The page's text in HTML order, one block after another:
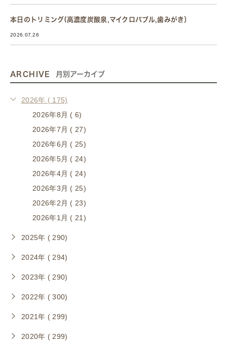
本日のトリミング(高濃度炭酸泉,マイクロバブル,歯みがき）
2026.07.26
ARCHIVE 月別アーカイブ
2026年 ( 175)
2026年8月 ( 6)
2026年7月 ( 27)
2026年6月 ( 25)
2026年5月 ( 24)
2026年4月 ( 24)
2026年3月 ( 25)
2026年2月 ( 23)
2026年1月 ( 21)
2025年 ( 290)
2024年 ( 294)
2023年 ( 290)
2022年 ( 300)
2021年 ( 299)
2020年 ( 299)